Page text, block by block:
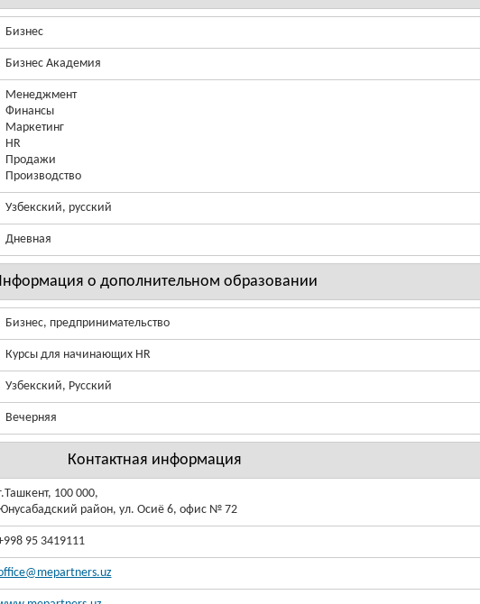
Бизнес
Бизнес Академия
Менеджмент
Финансы
Маркетинг
HR
Продажи
Производство
Узбекский, русский
Дневная
о дополнительном образовании
Бизнес, предпринимательство
Курсы для начинающих HR
Узбекский, Русский
Вечерняя
Контактная информация
100 000,
район, ул. Осиё 6, офис № 72
95 3419111